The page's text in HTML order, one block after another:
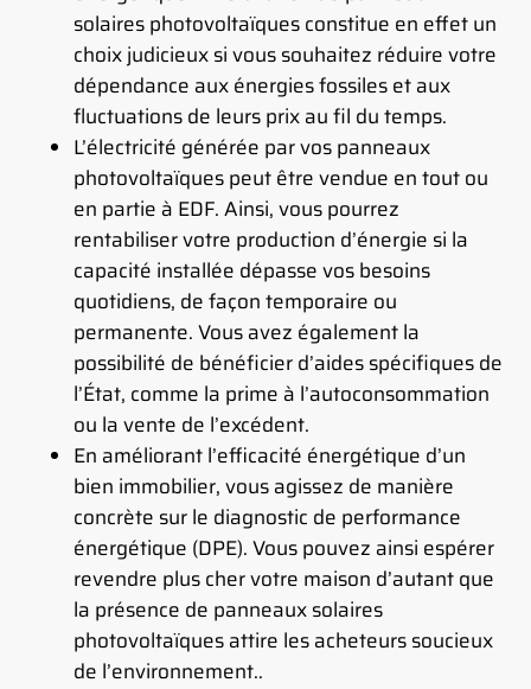
solaires photovoltaïques constitue en effet un
choix judicieux si vous souhaitez réduire votre
dépendance aux énergies fossiles et aux
fluctuations de leurs prix au fil du temps.
L’électricité générée par vos panneaux
photovoltaïques peut être vendue en tout ou
en partie à EDF. Ainsi, vous pourrez
rentabiliser votre production d’énergie si la
capacité installée dépasse vos besoins
quotidiens, de façon temporaire ou
permanente. Vous avez également la
possibilité de bénéficier d’aides spécifiques de
l’État, comme la prime à l’autoconsommation
ou la vente de l’excédent.
En améliorant l’efficacité énergétique d’un
bien immobilier, vous agissez de manière
concrète sur le diagnostic de performance
énergétique (DPE). Vous pouvez ainsi espérer
revendre plus cher votre maison d’autant que
la présence de panneaux solaires
photovoltaïques attire les acheteurs soucieux
de l’environnement..